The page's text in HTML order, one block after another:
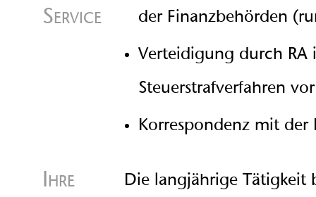
Service der Finanzbehörden
Verteidigung durch RA
Steuerstrafverfahren
Korrespondenz mit
Ihre
Die langjährige Tätigkeit